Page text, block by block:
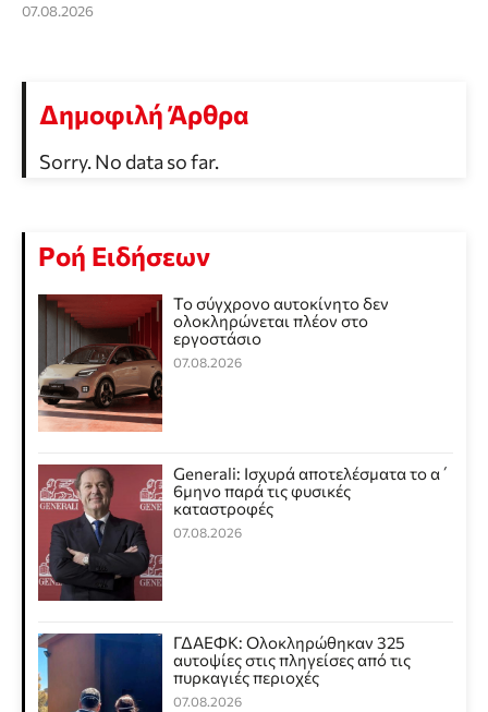
07.08.2026
Δημοφιλή Άρθρα
Sorry. No data so far.
Ροή Ειδήσεων
Το σύγχρονο αυτοκίνητο δεν
ολοκληρώνεται πλέον στο
εργοστάσιο
07.08.2026
Generali: Ισχυρά αποτελέσματα το α΄
6μηνο παρά τις φυσικές
καταστροφές
07.08.2026
ΓΔΑΕΦΚ: Ολοκληρώθηκαν 325
αυτοψίες στις πληγείσες από τις
πυρκαγιές περιοχές
07.08.2026